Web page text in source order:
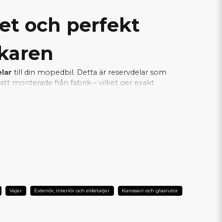
och perfekt
till din mopedbil. Detta är reservdelar som
monterade från fabrik – vilket ger exakt
fungerar tillsammans med bilens
DIN AIXAM?
Vajer Exteriör, interiör och eldetaljer Karosseri och glasrutor